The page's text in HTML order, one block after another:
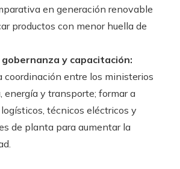
en generación renovable
productos con menor huella de
y capacitación:
coordinación entre los ministerios
energía y transporte; formar a
técnicos eléctricos y
de planta para aumentar la